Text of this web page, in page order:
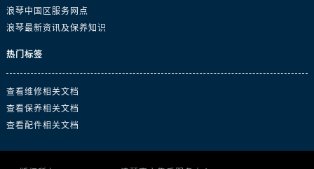
上海市黄浦区南京东路299号宏伊国际广场写字楼8层806室浪琴售后服务中心（需提前预约）
浪琴中国区服务网点
浪琴最新资讯及保养知识
热门标签
查看维修相关文档
查看保养相关文档
查看配件相关文档